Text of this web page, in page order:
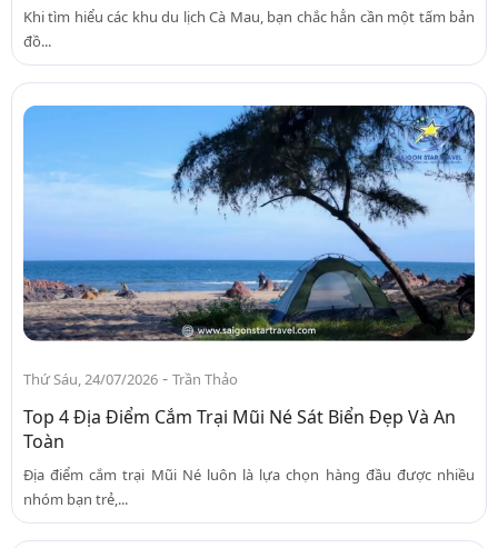
Khi tìm hiểu các khu du lịch Cà Mau, bạn chắc hẳn cần một tấm bản
đồ...
Thứ Sáu, 24/07/2026 - Trần Thảo
Top 4 Địa Điểm Cắm Trại Mũi Né Sát Biển Đẹp Và An
Toàn
Địa điểm cắm trại Mũi Né luôn là lựa chọn hàng đầu được nhiều
nhóm bạn trẻ,...